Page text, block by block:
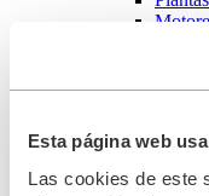
Esta página web
Las cookies de este
Filtración